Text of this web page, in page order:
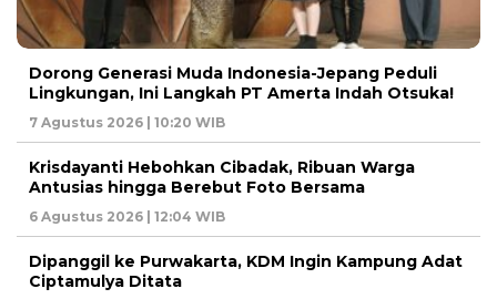
Dorong Generasi Muda Indonesia-Jepang Peduli
Lingkungan, Ini Langkah PT Amerta Indah Otsuka!
7 Agustus 2026 | 10:20 WIB
Krisdayanti Hebohkan Cibadak, Ribuan Warga
Antusias hingga Berebut Foto Bersama
6 Agustus 2026 | 12:04 WIB
Dipanggil ke Purwakarta, KDM Ingin Kampung Adat
Ciptamulya Ditata